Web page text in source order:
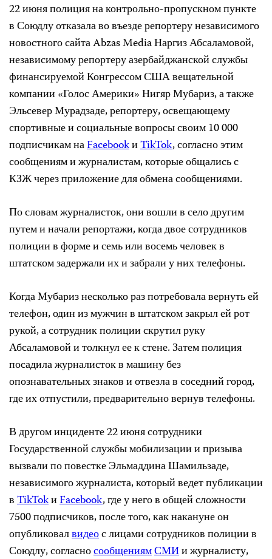
22 июня полиция на контрольно-пропускном пункте
в Союдлу отказала во въезде репортеру независимого
новостного сайта Abzas Media Наргиз Абсаламовой,
независимому репортеру азербайджанской службы
финансируемой Конгрессом США вещательной
компании «Голос Америки» Нигяр Мубариз, а также
Эльсевер Мурадзаде, репортеру, освещающему
спортивные и социальные вопросы своим 10 000
подписчикам наFacebookиTikTok, согласно этим
сообщениям и журналистам, которые общались с
КЗЖ через приложение для обмена сообщениями.
По словам журналисток, они вошли в село другим
путем и начали репортажи, когда двое сотрудников
полиции в форме и семь или восемь человек в
штатском задержали их и забрали у них телефоны.
Когда Мубариз несколько раз потребовала вернуть ей
телефон, один из мужчин в штатском закрыл ей рот
рукой, а сотрудник полиции скрутил руку
Абсаламовой и толкнул ее к стене. Затем полиция
посадила журналисток в машину без
опознавательных знаков и отвезла в соседний город,
где их отпустили, предварительно вернув телефоны.
В другом инциденте 22 июня сотрудники
Государственной службы мобилизации и призыва
вызвали по повестке Эльмаддина Шамильзаде,
независимого журналиста, который ведет публикации
вTikTokиFacebook, где у него в общей сложности
7500 подписчиков, после того, как накануне он
опубликовалвидеос лицами сотрудников полиции в
Союдлу, согласносообщениямСМИи журналисту,